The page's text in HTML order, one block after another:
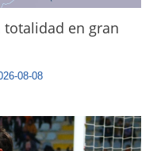
totalidad en gran
08-08